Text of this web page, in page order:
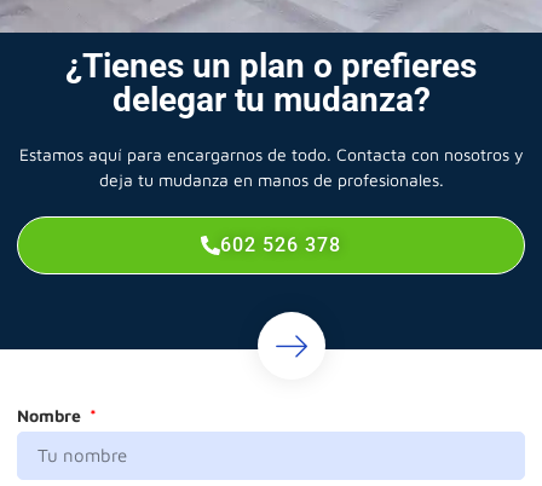
¿Tienes un plan o prefieres
delegar tu mudanza?
Estamos aquí para encargarnos de todo. Contacta con nosotros y
deja tu mudanza en manos de profesionales.
602 526 378
Nombre